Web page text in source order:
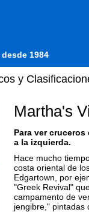
1984
y
Martha's
Para ver
a la izquierda.
Hace mucho
costa oriental de
Edgartown, por
"Greek Revival"
campamento de
jengibre," pintadas